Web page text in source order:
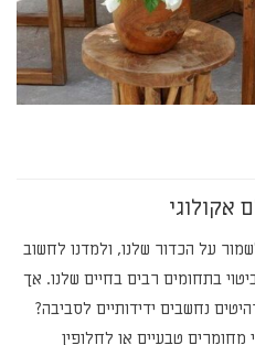
אקולוגי
על הכדור שלנו, ולמדנו לחשוב
בתחומים רבים בחיים שלנו. אך
נחשבים ידידותיים לסביבה?
מחומרים טבעיים או לחלופין